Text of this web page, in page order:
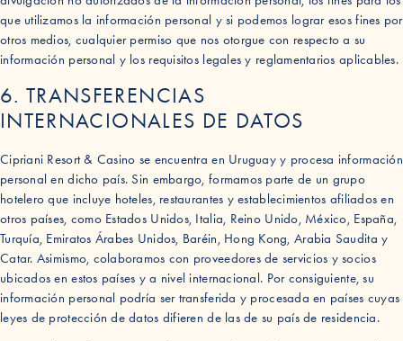
que utilizamos la información personal y si podemos lograr esos fines por
otros medios, cualquier permiso que nos otorgue con respecto a su
información personal y los requisitos legales y reglamentarios aplicables.
6. TRANSFERENCIAS
INTERNACIONALES DE DATOS
Cipriani Resort & Casino se encuentra en Uruguay y procesa información
personal en dicho país. Sin embargo, formamos parte de un grupo
hotelero que incluye hoteles, restaurantes y establecimientos afiliados en
otros países, como Estados Unidos, Italia, Reino Unido, México, España,
Turquía, Emiratos Árabes Unidos, Baréin, Hong Kong, Arabia Saudita y
Catar. Asimismo, colaboramos con proveedores de servicios y socios
ubicados en estos países y a nivel internacional. Por consiguiente, su
información personal podría ser transferida y procesada en países cuyas
leyes de protección de datos difieren de las de su país de residencia.